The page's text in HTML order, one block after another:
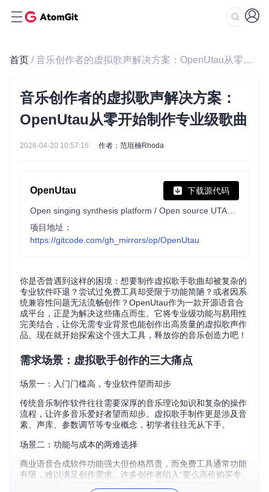
首页 / 音乐创作者的虚拟歌声解决方案：OpenUtau从零开始制作专业级歌曲
音乐创作者的虚拟歌声解决方案：
OpenUtau从零开始制作专业级歌曲
2026-04-20 10:57:16 作者：范垣楠Rhoda
OpenUtau 下载源代码
项目地址：
https://gitcode.com/gh_mirrors/op/OpenUtau
你是否曾遇到这样的困境：想要制作虚拟歌手歌曲却被复杂的
专业软件吓退？尝试过免费工具却受限于功能简陋？或者因系
统兼容性问题无法流畅创作？OpenUtau作为一款开源语音合
成平台，正是为解决这些痛点而生。它将专业级功能与易用性
完美结合，让你无需专业背景也能创作出高质量的虚拟歌声作
品。现在就开始探索这个强大工具，释放你的音乐创造力吧！
需求场景：虚拟歌手创作的三大痛点
场景一：入门门槛高，专业软件望而却步
传统音乐制作软件往往需要深厚的音乐理论知识和复杂的操作
流程，让许多音乐爱好者望而却步。虚拟歌手制作更是涉及音
素、声库、参数调节等专业概念，初学者往往无从下手。
场景二：功能与成本的两难选择
商业语音合成软件功能强大但价格昂贵，而免费工具通常功能
有限，难以满足创作需求。许多创作者陷入"要么高价购买专